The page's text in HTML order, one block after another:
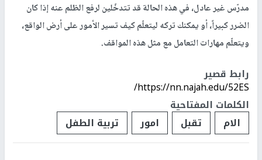
مدرّس غير عادل، في هذه الحالة قد تتدخّلين لرفع الظلم عنه إذا كان
الضرر كبيراً، أو يمكنك تركه ليتعلّم كيف تسير الأمور على أرض الواقع،
ويتعلّم مهارات التعامل مع مثل هذه المواقف.
رابط قصير
https://nn.najah.edu/52ES/
الكلمات المفتاحية
الام
تقبل امور تربية الطفل